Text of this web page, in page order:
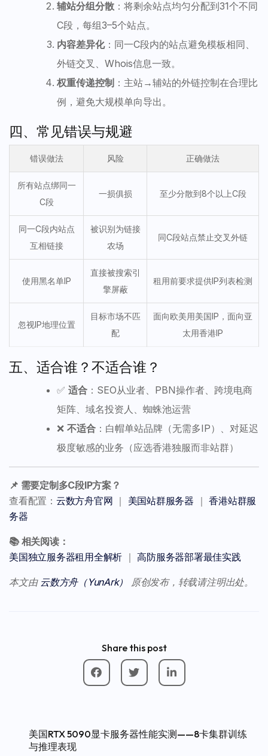
辅站分组分散 ：将剩余站点均匀分配到31个不同
C段，每组3–5个站点。
内容差异化：同一C段内的站点避免模板相同、
外链交叉、Whois信息一致。
权重传递控制 ：主站→辅站的外链控制在合理比
例，避免大规模单向导出。
四、常见错误与规避
错误做法 风险 正确做法
所有站点绑同一
C段
一损俱损 至少分散到8个以上C段
同一C段内站点
互相链接
被识别为链接
农场
同C段站点禁止交叉外链
使用黑名单IP
直接被搜索引
擎屏蔽
租用前要求提供IP列表检测
忽视IP地理位置
目标市场不匹
配
面向欧美用美国IP，面向亚
太用香港IP
五、适合谁？不适合谁？
✅ 适合 ：SEO从业者、PBN操作者、跨境电商
矩阵、域名投资人、蜘蛛池运营
❌ 不适合 ：白帽单站品牌（无需多IP）、对延迟
极度敏感的业务（应选香港独服而非站群）
📌 需要定制多C段IP方案？
查看配置： 云数方舟官网 ｜ 美国站群服务器 ｜香港站群服
务器
📚 相关阅读：
美国独立服务器租用全解析 ｜高防服务器部署最佳实践
本文由 云数方舟（YunArk） 原创发布，转载请注明出处。
Share this post
美国RTX 5090显卡服务器性能实测——8卡集群训练
与推理表现